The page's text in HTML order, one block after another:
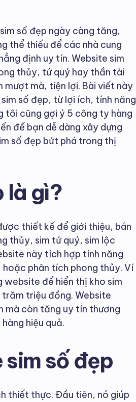
số đẹp ngày càng tăng,
thể thiếu để các nhà cung
định uy tín. Website sim
thủy, tứ quý hay thần tài
mà, tiện lợi. Bài viết này
số đẹp, từ lợi ích, tính năng
tôi cũng gợi ý 5 công ty hàng
để bạn dễ dàng xây dựng
số đẹp bứt phá trong thị
là gì?
thiết kế để giới thiệu, bán
thủy, sim tứ quý, sim lộc
này tích hợp tính năng
hoặc phân tích phong thủy. Ví
website để hiển thị kho sim
triệu đồng. Website
mà còn tăng uy tín thương
hiệu quả.
số đẹp
thiết thực. Đầu tiên, nó giúp